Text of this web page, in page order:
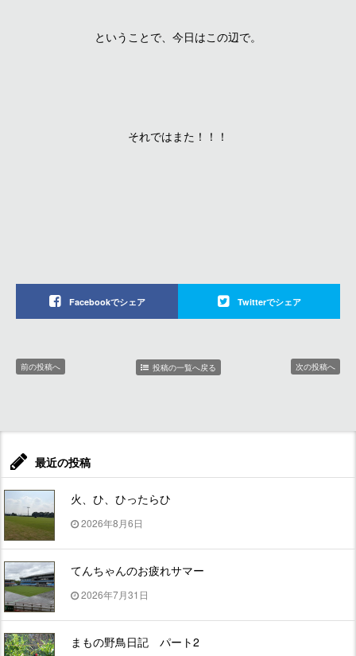
ということで、今日はこの辺で。
それではまた！！！
Facebookでシェア Twitterでシェア
前の投稿へ 投稿の一覧へ戻る 次の投稿へ
最近の投稿
火、ひ、ひったらひ
2026年8月6日
てんちゃんのお疲れサマー
2026年7月31日
まもの野鳥日記 パート2